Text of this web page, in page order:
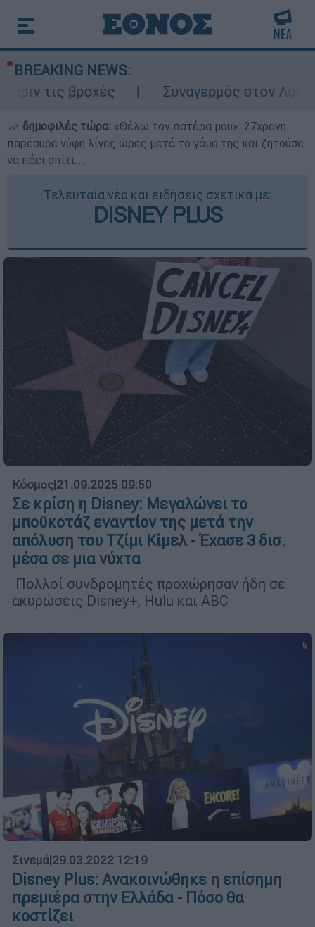
BREAKING NEWS:
Συναγερμός στον Λυκαβηττό:
δημοφιλές τώρα: «Θέλω τον πατέρα μου»: 27χρονη
παρέσυρε νύφη λίγες ώρες μετά το γάμο της και ζητούσε
να πάει σπίτι...
Τελευταία νέα και ειδήσεις σχετικά με:
DISNEY PLUS
Κόσμος|21.09.2025 09:50
Σε κρίση η Disney: Μεγαλώνει το
μποϋκοτάζ εναντίον της μετά την
απόλυση του Τζίμι Κίμελ - Έχασε 3 δισ.
μέσα σε μια νύχτα
Πολλοί συνδρομητές προχώρησαν ήδη σε
ακυρώσεις Disney+, Hulu και ABC
Σινεμά|29.03.2022 12:19
Disney Plus: Ανακοινώθηκε η επίσημη
πρεμιέρα στην Ελλάδα - Πόσο θα
κοστίζει